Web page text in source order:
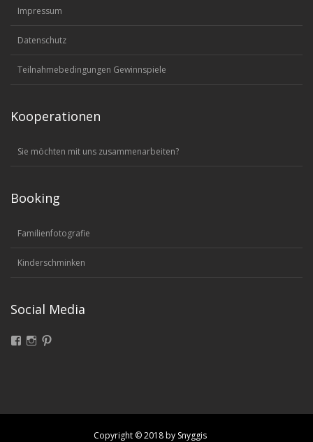
Impressum
Datenschutz
Teilnahmebedingungen Gewinnspiele
Kooperationen
Sie möchten mit uns zusammenarbeiten?
Booking
Familienfotografie
Kinderschminken
Social Media
FacebookInstagram
Copyright © 2018 by Snyggis